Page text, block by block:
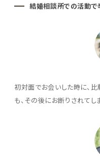
結婚相談所での活動で
初対面でお会いした時に、
も、その後にお断りされてし